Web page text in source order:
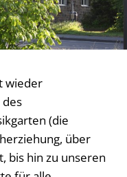
wieder
(die
über
bis hin zu unseren